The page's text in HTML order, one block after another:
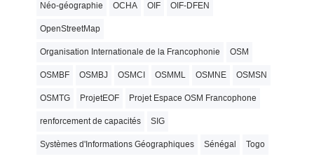
Néo-géographie OCHA OIF OIF-DFEN
OpenStreetMap
Organisation Internationale de la Francophonie OSM
OSMBF OSMBJ OSMCI OSMML OSMNE OSMSN
OSMTG ProjetEOF Projet Espace OSM Francophone
renforcement de capacités SIG
Systèmes d'Informations Géographiques Sénégal Togo